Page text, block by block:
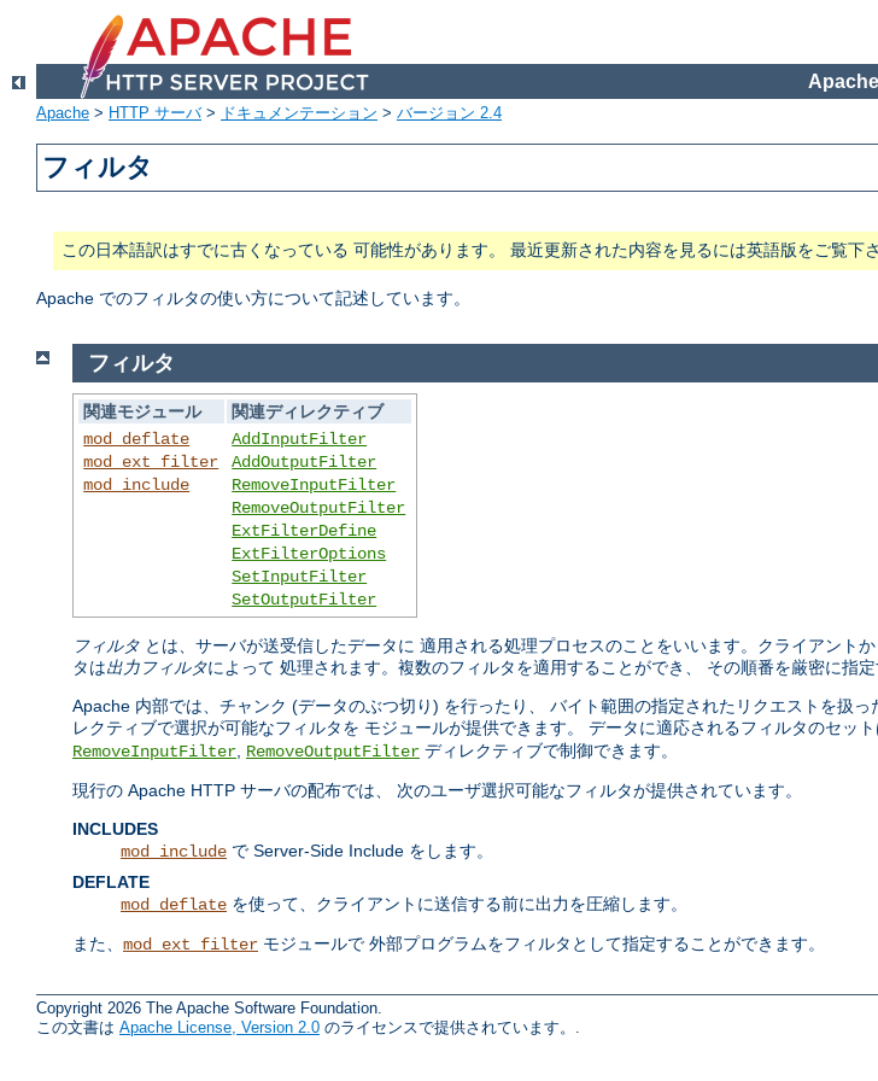
Apache > HTTP サーバ> ドキュメンテーション > バージョン 2.4
フィルタ
この日本語訳はすでに古くなっている 可能性があります。 最近更新された内容を見るには英語版をご覧下さ
Apache でのフィルタの使い方について記述しています。
フィルタ
関連モジュール
関連ディレクティブ
mod_deflate
mod_ext_filter
mod_include
AddInputFilter
AddOutputFilter
RemoveInputFilter
RemoveOutputFilter
ExtFilterDefine
ExtFilterOptions
SetInputFilter
SetOutputFilter
フィルタ とは、サーバが送受信したデータに 適用される処理プロセスのことをいいます。クライアント
タは出力フィルタによって 処理されます。複数のフィルタを適用することができ、 その順番を厳密に指定
Apache 内部では、チャンク (データのぶつ切り) を行ったり、 バイト範囲の指定されたリクエストを扱
レクティブで選択が可能なフィルタを モジュールが提供できます。 データに適応されるフィルタのセット
RemoveInputFilter RemoveOutputFilter ディレクティブで制御できます。
現行の Apache HTTP サーバの配布では、 次のユーザ選択可能なフィルタが提供されています。
INCLUDES
mod_include で Server-Side Include をします。
DEFLATE
mod_deflate を使って、クライアントに送信する前に出力を圧縮します。
また、 mod_ext_filter モジュールで 外部プログラムをフィルタとして指定することができます。
Copyright 2026 The Apache Software Foundation.
この文書は Apache License, Version 2.0 のライセンスで提供されています。.